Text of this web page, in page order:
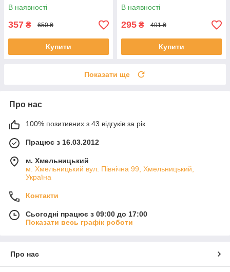
В наявності
357 ₴ 650 ₴
Купити
В наявності
295 ₴ 491 ₴
Купити
Показати ще
Про нас
100% позитивних з 43 відгуків за рік
Працює з 16.03.2012
м. Хмельницький
м. Хмельницький вул. Північна 99, Хмельницький,
Україна
Контакти
Сьогодні працює з 09:00 до 17:00
Показати весь графік роботи
Про нас